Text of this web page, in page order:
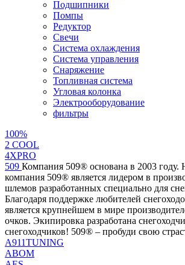
Подшипники
Помпы
Редуктор
Свечи
Система охлаждения
Система управления
Снаряжение
Топливная система
Угловая колонка
Электрооборудование
фильтры
100%
2 СOOL
4XPRO
509 Компания 509® основана в 2003
компания 509® является лидером в
шлемов разработанных специально для
Благодаря поддержке любителей
является крупнейшем в мире
очков. Экипировка разработана
снегоходчиков! 509® – пробуди свою
A911TUNING
ABOM